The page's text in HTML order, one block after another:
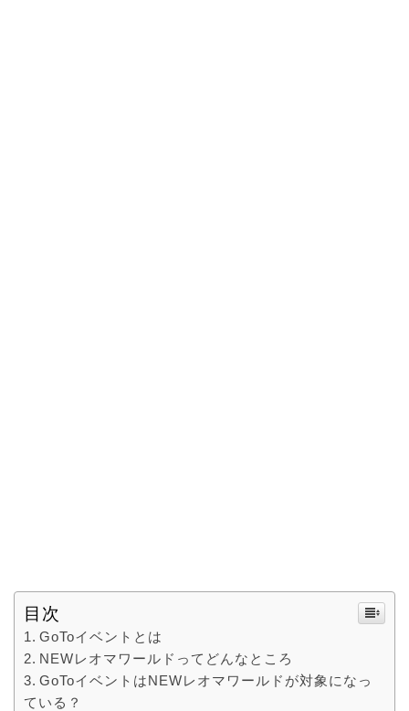
目次
GoToイベントとは
NEWレオマワールドってどんなところ
GoToイベントはNEWレオマワールドが対象になっ
ている？